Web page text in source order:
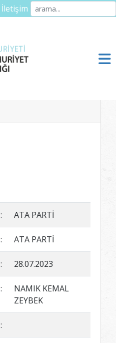
İletişim
: ATA PARTİ
: ATA PARTİ
: 28.07.2023
:
NAMIK KEMAL
ZEYBEK
: